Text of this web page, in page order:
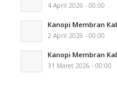
4 April 2026 - 00:00
Kanopi Membran
2 April 2026 - 00:00
Kanopi Membran
31 Maret 2026 - 00:00